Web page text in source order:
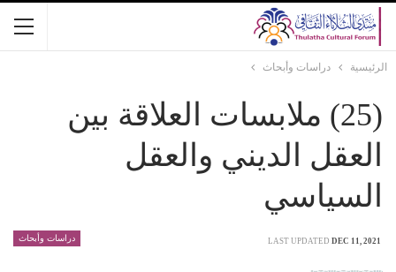
الرئيسية دراسات وأبحاث
(25) ملابسات العلاقة بين
العقل الديني والعقل
السياسي
دراسات وأبحاث LAST UPDATED DEC 11, 2021